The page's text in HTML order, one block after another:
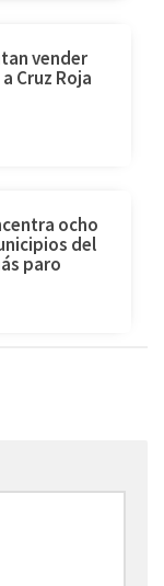
vender
Cruz Roja
ocho
del
paro